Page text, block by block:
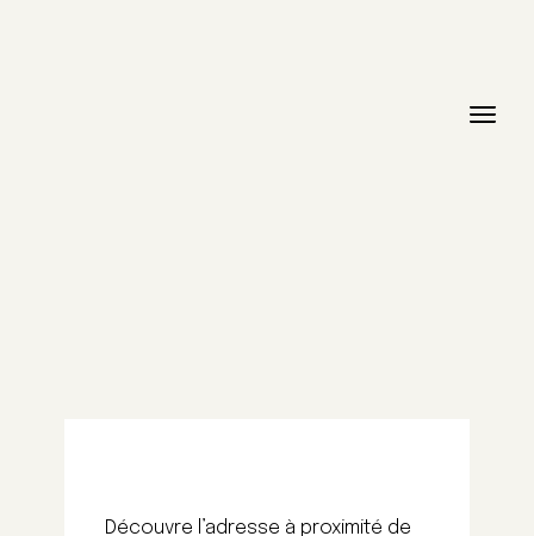
Découvre l’adresse à proximité de